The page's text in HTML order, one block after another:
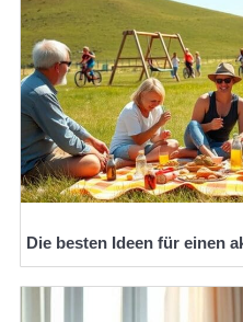
Die besten Ideen für einen